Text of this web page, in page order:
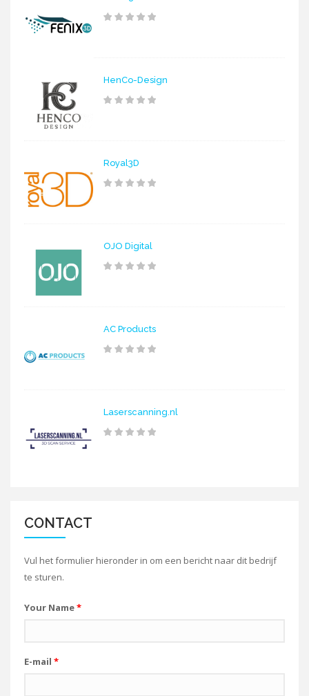
HenCo-Design
Royal3D
OJO Digital
AC Products
Laserscanning.nl
CONTACT
Vul het formulier hieronder in om een bericht naar dit bedrijf
te sturen.
Your Name*
E-mail *